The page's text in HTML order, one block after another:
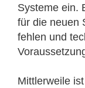
Systeme ein.
für die neuen
fehlen und
Mittlerweile